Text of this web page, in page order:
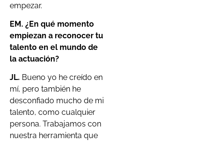
empezar.
EM. ¿En qué momento
empiezan a reconocer tu
talento en el mundo de
la actuación?
JL. Bueno yo he creído en
mí, pero también he
desconfiado mucho de mi
talento, como cualquier
persona. Trabajamos con
nuestra herramienta que